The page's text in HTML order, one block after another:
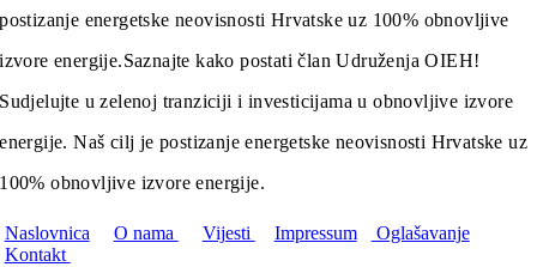
postizanje energetske neovisnosti Hrvatske uz 100% obnovljive
izvore energije.Saznajte kako postati član Udruženja OIEH!
Sudjelujte u zelenoj tranziciji i investicijama u obnovljive izvore
energije. Naš cilj je postizanje energetske neovisnosti Hrvatske uz
100% obnovljive izvore energije.
Naslovnica O nama Vijesti Impressum
Oglašavanje
Kontakt